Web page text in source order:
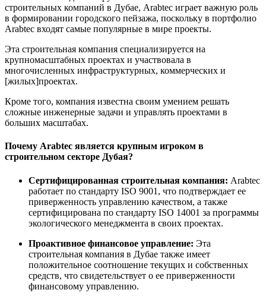
строительных компаний в Дубае, Arabtec играет важную роль
в формировании городского пейзажа, поскольку в портфолио
Arabtec входят самые популярные в мире проекты.
Эта строительная компания специализируется на
крупномасштабных проектах и участвовала в
многочисленных инфраструктурных, коммерческих и
[жилых]проектах.
Кроме того, компания известна своим умением решать
сложные инженерные задачи и управлять проектами в
больших масштабах.
Почему Arabtec является крупным игроком в
строительном секторе Дубая?
Сертифицированная строительная компания: Arabtec
работает по стандарту ISO 9001, что подтверждает ее
приверженность управлению качеством, а также
сертифицирована по стандарту ISO 14001 за программы
экологического менеджмента в своих проектах.
Проактивное финансовое управление: Эта
строительная компания в Дубае также имеет
положительное соотношение текущих и собственных
средств, что свидетельствует о ее приверженности
финансовому управлению.